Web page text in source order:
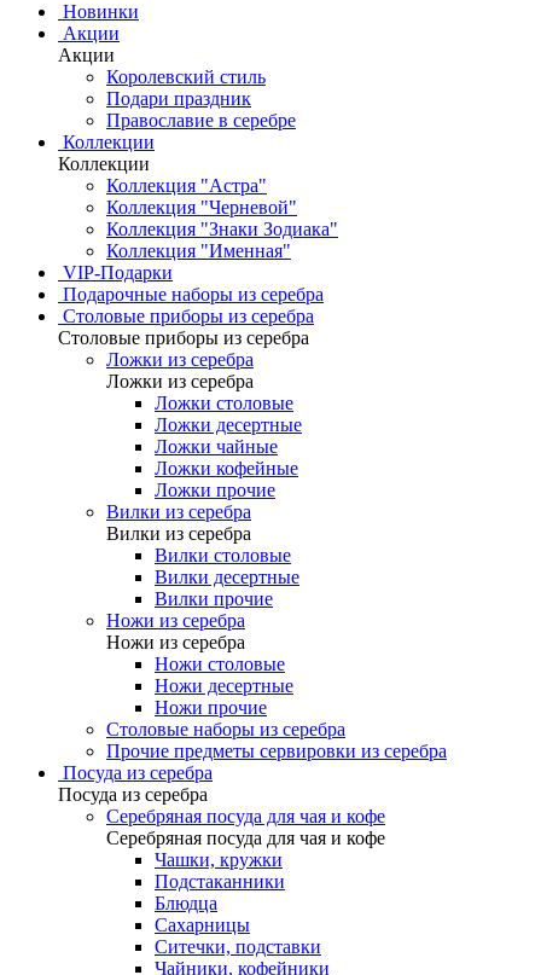
Новинки
Акции
Акции
Королевский стиль
Подари праздник
Православие в серебре
Коллекции
Коллекции
Коллекция "Астра"
Коллекция "Черневой"
Коллекция "Знаки Зодиака"
Коллекция "Именная"
VIP-Подарки
Подарочные наборы из серебра
Столовые приборы из серебра
Столовые приборы из серебра
Ложки из серебра
Ложки из серебра
Ложки столовые
Ложки десертные
Ложки чайные
Ложки кофейные
Ложки прочие
Вилки из серебра
Вилки из серебра
Вилки столовые
Вилки десертные
Вилки прочие
Ножи из серебра
Ножи из серебра
Ножи столовые
Ножи десертные
Ножи прочие
Столовые наборы из серебра
Прочие предметы сервировки из серебра
Посуда из серебра
Посуда из серебра
Серебряная посуда для чая и кофе
Серебряная посуда для чая и кофе
Чашки, кружки
Подстаканники
Блюдца
Сахарницы
Ситечки, подставки
Чайники, кофейники